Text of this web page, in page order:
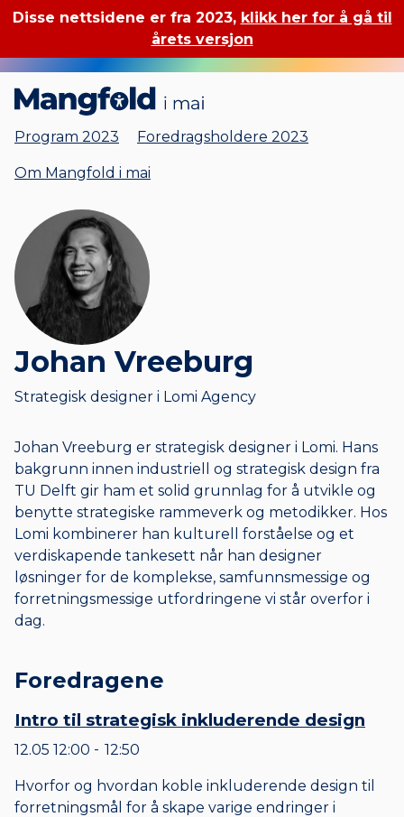
Disse nettsidene er fra 2023, klikk her for å gå til
årets versjon
Program 2023 Foredragsholdere 2023
Om Mangfold i mai
Johan Vreeburg
Strategisk designer i Lomi Agency
Johan Vreeburg er strategisk designer i Lomi. Hans
bakgrunn innen industriell og strategisk design fra
TU Delft gir ham et solid grunnlag for å utvikle og
benytte strategiske rammeverk og metodikker. Hos
Lomi kombinerer han kulturell forståelse og et
verdiskapende tankesett når han designer
løsninger for de komplekse, samfunnsmessige og
forretningsmessige utfordringene vi står overfor i
dag.
Foredragene
Intro til strategisk inkluderende design
12.05 12:00
12:50
Hvorfor og hvordan koble inkluderende design til
forretningsmål for å skape varige endringer i